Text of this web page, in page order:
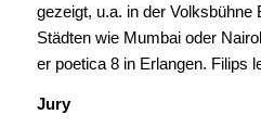
gezeigt, u.a. in der Volksbühne
Städten wie Mumbai oder
er poetica 8 in Erlangen. Filips
Jury